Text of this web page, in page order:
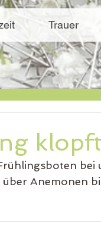
Trauer
bei
Anemonen